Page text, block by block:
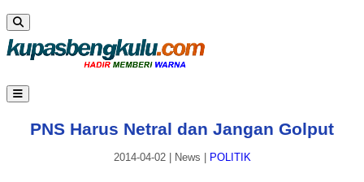
PNS Harus Netral dan Jangan Golput
2014-04-02| News POLITIK